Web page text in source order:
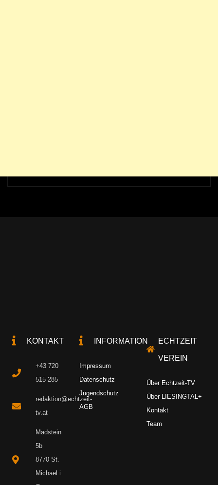
KONTAKT
+43 720
515 285
redaktion@echtzeit-
tv.at
Madstein
5b
8770 St.
Michael i.
INFORMATION
Impressum
Datenschutz
Jugendschutz
AGB
ECHTZEIT
VEREIN
Über Echtzeit-TV
Über LIESINGTAL+
Kontakt
Team